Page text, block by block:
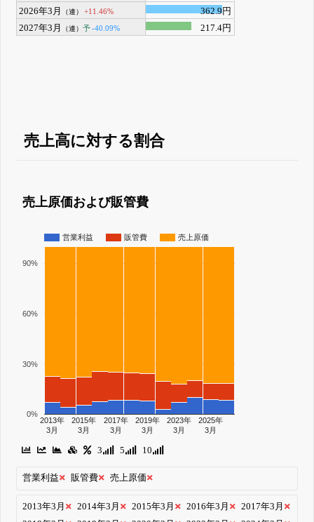
2026年3月
（連） +11.46%
362.9円
2027年3月
（連）予-40.09% 217.4円
売上高に対する割合
売上原価および販管費
営業利益 販管費 売上原価
2013年
3月
2015年
3月
2017年
3月
2019年
3月
2023年
3月
2025年
3月
0%
30%
60%
90%
3 5 10
営業利益 販管費 売上原価
2013年3月 2014年3月 2015年3月 2016年3月
2017年3月